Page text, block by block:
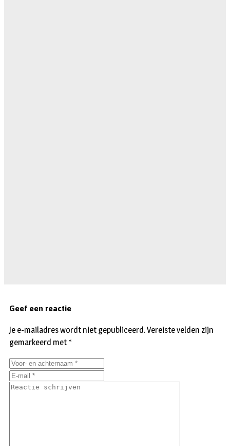
Geef een reactie
Je e-mailadres wordt niet gepubliceerd.Vereiste velden zijn
gemarkeerd met *